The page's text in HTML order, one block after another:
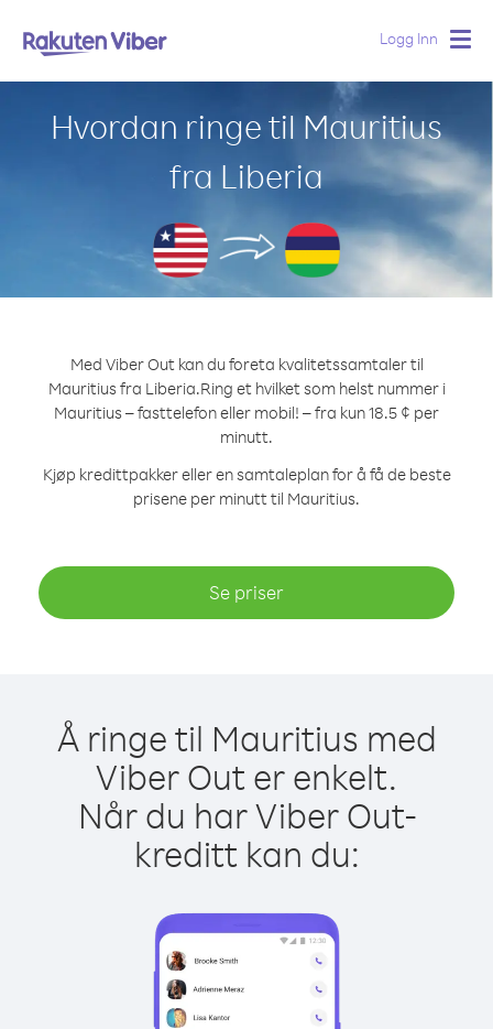
Logg Inn
Hvordan ringe til Mauritius
fra Liberia
Med Viber Out kan du foreta kvalitetssamtaler til
Mauritius fra Liberia.Ring et hvilket som helst nummer i
Mauritius – fasttelefon eller mobil! – fra kun 18.5 ¢ per
minutt.
Kjøp kredittpakker eller en samtaleplan for å få de beste
prisene per minutt til Mauritius.
Se priser
Å ringe til Mauritius med
Viber Out er enkelt.
Når du har Viber Out-
kreditt kan du: